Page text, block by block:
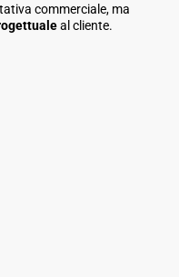
commerciale, ma
al cliente.